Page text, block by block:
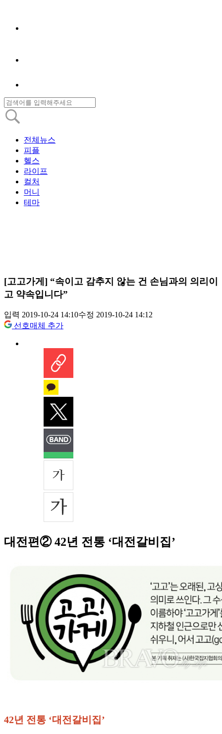
전체뉴스
피플
헬스
라이프
컬처
머니
테마
[고고가게] “속이고 감추지 않는 건 손님과의 의리이
고 약속입니다”
입력 2019-10-24 14:10수정 2019-10-24 14:12
선호매체 추가
대전편② 42년 전통 ‘대전갈비집’
42년 전통 ‘대전갈비집’